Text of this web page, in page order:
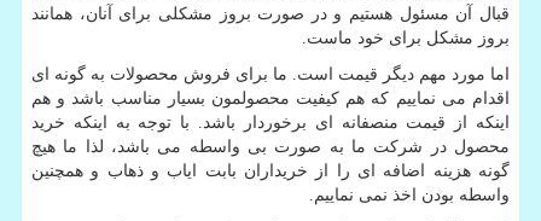
قبال آن مسئول هستیم و در صورت بروز مشکلی برای آنان، همانند
بروز مشکل برای خود ماست.
اما مورد مهم دیگر قیمت است. ما برای فروش محصولات به گونه ای
اقدام می نماییم که هم کیفیت محصولمون بسیار مناسب باشد و هم
اینکه از قیمت منصفانه ای برخوردار باشد. با توجه به اینکه خرید
محصول در شرکت ما به صورت بی واسطه می باشد، لذا ما هیچ
گونه هزینه اضافه ای را از خریداران بابت ایاب و ذهاب و همچنین
واسطه بودن اخذ نمی نماییم.